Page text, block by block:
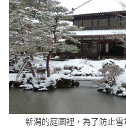
新潟的庭園裡，為了防止雪